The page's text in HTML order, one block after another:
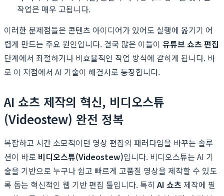
작업은 매우 고됩니다.
이러한 문제점들은 콘텐츠 아이디어가 있어도 실행에 옮기기 어
렵게 만드는 주요 원인입니다. 결국 많은 이들이 유튜브 쇼츠 편집
단계에서 좌절하거나 비효율적인 작업 방식에 갇히게 됩니다. 바
로 이 지점에서 AI 기술이 해결사로 등장합니다.
AI 쇼츠 제작의 혁신, 비디오스튜
(Videostew) 완전 정복
복잡하고 시간 소모적이던 영상 편집의 패러다임을 바꾸는 솔루
션이 바로 비디오스튜(Videostew)입니다. 비디오스튜는 AI 기
술을 기반으로 누구나 쉽고 빠르게 고품질 영상을 제작할 수 있도
록 돕는 혁신적인 웹 기반 편집 툴입니다. 특히AI 쇼츠 제작에 필